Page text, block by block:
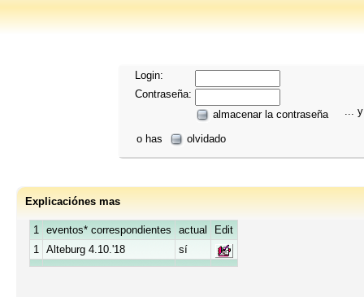
Login:
Contraseña:
almacenar la contraseña
o has
olvidado
...
Explicaciónes mas
1 eventos* correspondientes actual
Edit
1 Alteburg 4.10.'18 sí